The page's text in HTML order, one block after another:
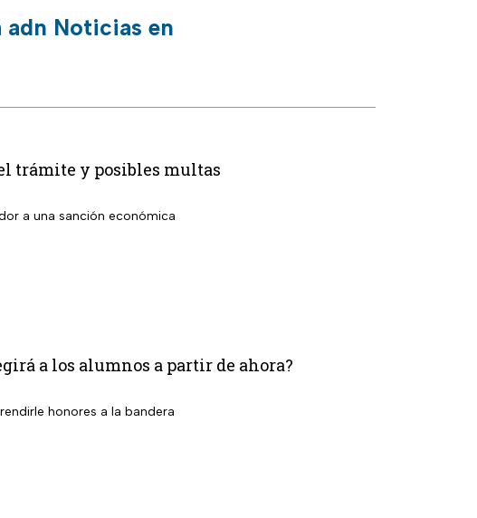
adn Noticias en
trámite y posibles multas
a una sanción económica
a los alumnos a partir de ahora?
honores a la bandera